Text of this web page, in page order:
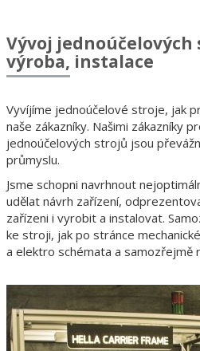
Vývoj
výroba, instalace
Vyvíjíme jednoúčelové stroje, jak
naše zákazníky. Našimi zákazníky
jednoúčelových strojů jsou
průmyslu.
Jsme schopni navrhnout
udělat návrh zařízení,
zařízeni i vyrobit a instalovat.
ke stroji, jak po stránce
a elektro schémata a samozřejmě